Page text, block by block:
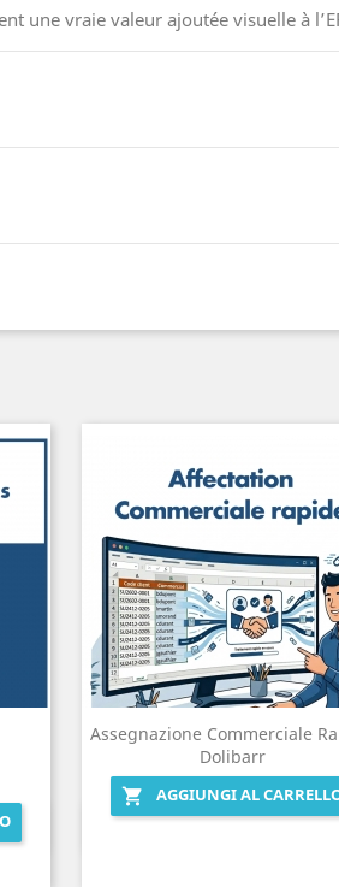
une vraie valeur ajoutée visuelle à
Assegnazione Commerciale
Dolibarr

AGGIUNGI AL